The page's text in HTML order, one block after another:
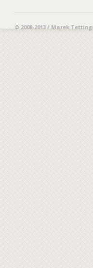
© 2008-2013 / Marek